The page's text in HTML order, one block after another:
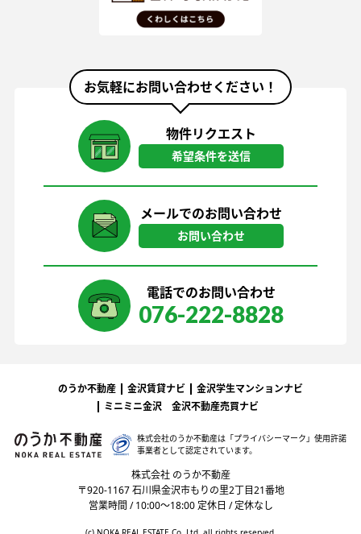
お気軽にお問い合わせください！
物件リクエスト
希望条件を送信
メールでのお問い合わせ
お問い合わせ
電話でのお問い合わせ
076-222-8828
のうか不動産 金沢賃貸ナビ
金沢学生マンションナビ
ミニミニ金沢
金沢不動産売買ナビ
株式会社のうか不動産は「プライバシーマーク」 使用許諾
事業者として認定されています。
株式会社 のうか不動産
〒920-1167 石川県金沢市もりの里2丁目21番地
営業時間 / 10:00〜18:00 定休日 / 定休なし